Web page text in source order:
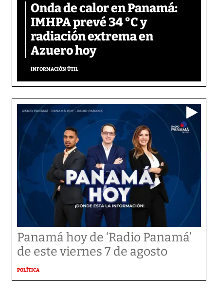
Onda de calor en Panamá:
IMHPA prevé 34 °C y
radiación extrema en
Azuero hoy
INFORMACIÓN ÚTIL
Panamá hoy de ‘Radio Panamá’
de este viernes 7 de agosto
POLÍTICA